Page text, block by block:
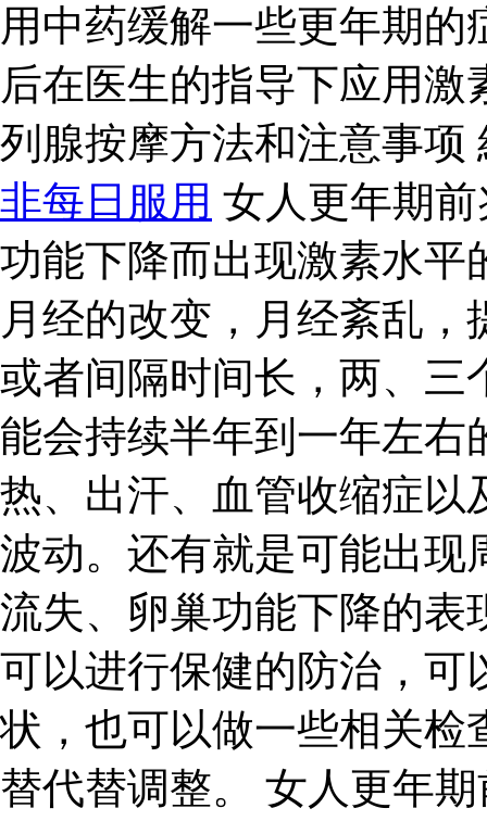
用中药缓解一些更年期
后在医生的指导下应用
列腺按摩方法和注意事
非每日服用 女人更年期
功能下降而出现激素水平
月经的改变，月经紊乱
或者间隔时间长，两、三
能会持续半年到一年左右
热、出汗、血管收缩症以
波动。还有就是可能出现
流失、卵巢功能下降的表
可以进行保健的防治，可
状，也可以做一些相关检
替代替调整。 女人更年